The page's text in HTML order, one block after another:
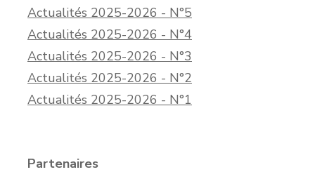
Actualités 2025-2026 - N°5
Actualités 2025-2026 - N°4
Actualités 2025-2026 - N°3
Actualités 2025-2026 - N°2
Actualités 2025-2026 - N°1
Partenaires